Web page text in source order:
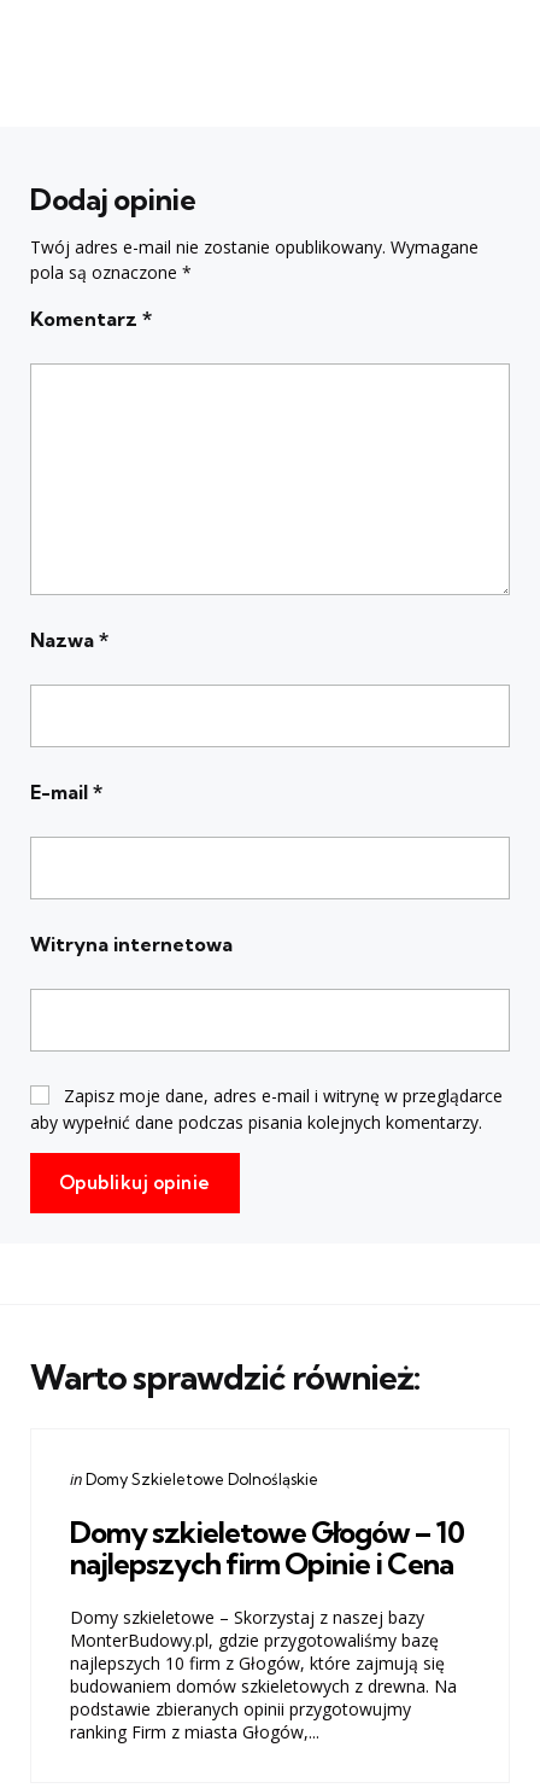
Dodaj opinie
Twój adres e-mail nie zostanie opublikowany. Wymagane
pola są oznaczone *
Komentarz *
Nazwa *
E-mail *
Witryna internetowa
Zapisz moje dane, adres e-mail i witrynę w przeglądarce
aby wypełnić dane podczas pisania kolejnych komentarzy.
Warto sprawdzić również:
Categories
Posted
inDomy Szkieletowe Dolnośląskie
Domy szkieletowe Głogów – 10
najlepszych firm Opinie i Cena
Domy szkieletowe – Skorzystaj z naszej bazy
MonterBudowy.pl, gdzie przygotowaliśmy bazę
najlepszych 10 firm z Głogów, które zajmują się
budowaniem domów szkieletowych z drewna. Na
podstawie zbieranych opinii przygotowujmy
ranking Firm z miasta Głogów,...